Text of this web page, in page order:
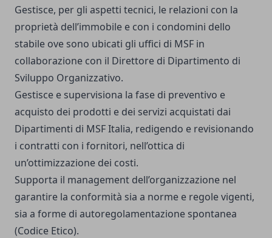
Gestisce, per gli aspetti tecnici, le relazioni con la
proprietà dell’immobile e con i condomini dello
stabile ove sono ubicati gli uffici di MSF in
collaborazione con il Direttore di Dipartimento di
Sviluppo Organizzativo.
Gestisce e supervisiona la fase di preventivo e
acquisto dei prodotti e dei servizi acquistati dai
Dipartimenti di MSF Italia, redigendo e revisionando
i contratti con i fornitori, nell’ottica di
un’ottimizzazione dei costi.
Supporta il management dell’organizzazione nel
garantire la conformità sia a norme e regole vigenti,
sia a forme di autoregolamentazione spontanea
(Codice Etico).